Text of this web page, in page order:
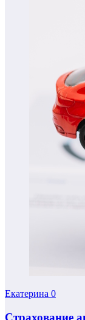
Екатерина 0
Страхование